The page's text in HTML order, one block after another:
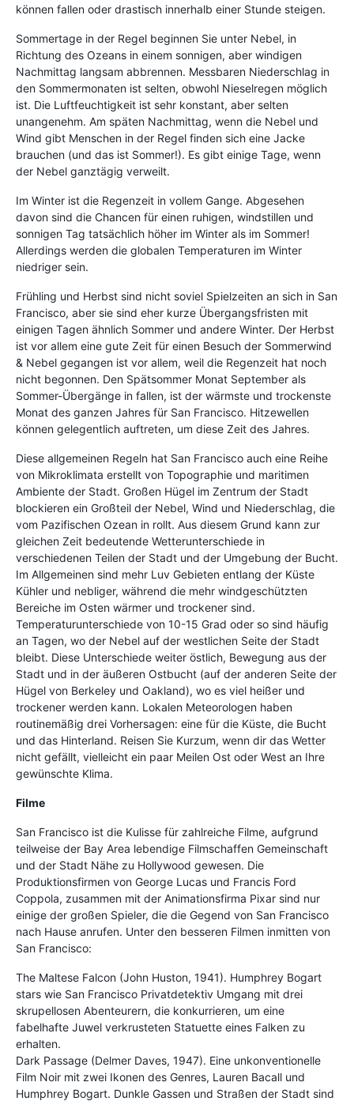
können fallen oder drastisch innerhalb einer Stunde steigen.
Sommertage in der Regel beginnen Sie unter Nebel, in
Richtung des Ozeans in einem sonnigen, aber windigen
Nachmittag langsam abbrennen. Messbaren Niederschlag in
den Sommermonaten ist selten, obwohl Nieselregen möglich
ist. Die Luftfeuchtigkeit ist sehr konstant, aber selten
unangenehm. Am späten Nachmittag, wenn die Nebel und
Wind gibt Menschen in der Regel finden sich eine Jacke
brauchen (und das ist Sommer!). Es gibt einige Tage, wenn
der Nebel ganztägig verweilt.
Im Winter ist die Regenzeit in vollem Gange. Abgesehen
davon sind die Chancen für einen ruhigen, windstillen und
sonnigen Tag tatsächlich höher im Winter als im Sommer!
Allerdings werden die globalen Temperaturen im Winter
niedriger sein.
Frühling und Herbst sind nicht soviel Spielzeiten an sich in San
Francisco, aber sie sind eher kurze Übergangsfristen mit
einigen Tagen ähnlich Sommer und andere Winter. Der Herbst
ist vor allem eine gute Zeit für einen Besuch der Sommerwind
& Nebel gegangen ist vor allem, weil die Regenzeit hat noch
nicht begonnen. Den Spätsommer Monat September als
Sommer-Übergänge in fallen, ist der wärmste und trockenste
Monat des ganzen Jahres für San Francisco. Hitzewellen
können gelegentlich auftreten, um diese Zeit des Jahres.
Diese allgemeinen Regeln hat San Francisco auch eine Reihe
von Mikroklimata erstellt von Topographie und maritimen
Ambiente der Stadt. Großen Hügel im Zentrum der Stadt
blockieren ein Großteil der Nebel, Wind und Niederschlag, die
vom Pazifischen Ozean in rollt. Aus diesem Grund kann zur
gleichen Zeit bedeutende Wetterunterschiede in
verschiedenen Teilen der Stadt und der Umgebung der Bucht.
Im Allgemeinen sind mehr Luv Gebieten entlang der Küste
Kühler und nebliger, während die mehr windgeschützten
Bereiche im Osten wärmer und trockener sind.
Temperaturunterschiede von 10-15 Grad oder so sind häufig
an Tagen, wo der Nebel auf der westlichen Seite der Stadt
bleibt. Diese Unterschiede weiter östlich, Bewegung aus der
Stadt und in der äußeren Ostbucht (auf der anderen Seite der
Hügel von Berkeley und Oakland), wo es viel heißer und
trockener werden kann. Lokalen Meteorologen haben
routinemäßig drei Vorhersagen: eine für die Küste, die Bucht
und das Hinterland. Reisen Sie Kurzum, wenn dir das Wetter
nicht gefällt, vielleicht ein paar Meilen Ost oder West an Ihre
gewünschte Klima.
Filme
San Francisco ist die Kulisse für zahlreiche Filme, aufgrund
teilweise der Bay Area lebendige Filmschaffen Gemeinschaft
und der Stadt Nähe zu Hollywood gewesen. Die
Produktionsfirmen von George Lucas und Francis Ford
Coppola, zusammen mit der Animationsfirma Pixar sind nur
einige der großen Spieler, die die Gegend von San Francisco
nach Hause anrufen. Unter den besseren Filmen inmitten von
San Francisco:
The Maltese Falcon (John Huston, 1941). Humphrey Bogart
stars wie San Francisco Privatdetektiv Umgang mit drei
skrupellosen Abenteurern, die konkurrieren, um eine
fabelhafte Juwel verkrusteten Statuette eines Falken zu
erhalten.
Dark Passage (Delmer Daves, 1947). Eine unkonventionelle
Film Noir mit zwei Ikonen des Genres, Lauren Bacall und
Humphrey Bogart. Dunkle Gassen und Straßen der Stadt sind